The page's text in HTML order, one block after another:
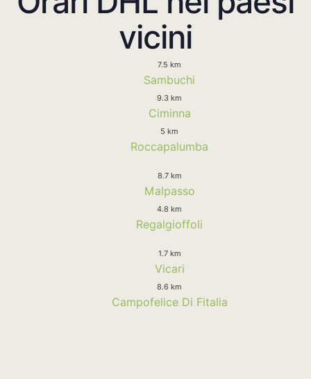
vicini
7.5 km
Sambuchi
9.3 km
Ciminna
5 km
Roccapalumba
8.7 km
Malpasso
4.8 km
Regalgioffoli
1.7 km
Vicari
8.6 km
Campofelice Di Fitalia